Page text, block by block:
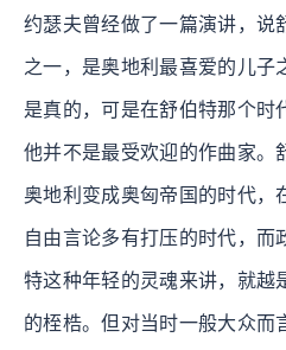
约瑟夫曾经做了一篇演讲，说
之一，是奥地利最喜爱的儿子
是真的，可是在舒伯特那个时
他并不是最受欢迎的作曲家。
奥地利变成奥匈帝国的时代，
自由言论多有打压的时代，而
特这种年轻的灵魂来讲，就越
的桎梏。但对当时一般大众而